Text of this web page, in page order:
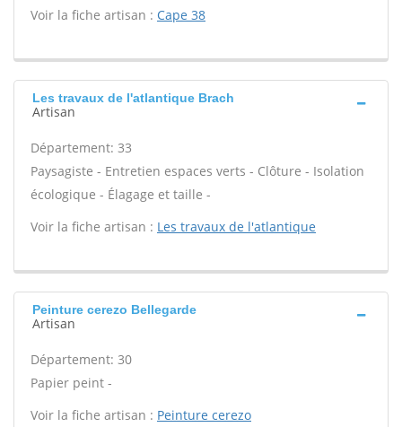
Voir la fiche artisan : Cape 38
Les travaux de l'atlantique Brach
Artisan
Département: 33
Paysagiste - Entretien espaces verts - Clôture - Isolation
écologique - Élagage et taille -
Voir la fiche artisan : Les travaux de l'atlantique
Peinture cerezo Bellegarde
Artisan
Département: 30
Papier peint -
Voir la fiche artisan : Peinture cerezo